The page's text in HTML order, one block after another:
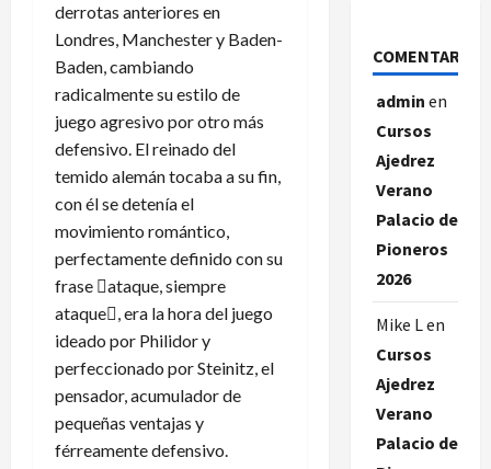
derrotas anteriores en
Londres, Manchester y Baden-
Baden, cambiando
radicalmente su estilo de
juego agresivo por otro más
defensivo. El reinado del
temido alemán tocaba a su fin,
con él se detenía el
movimiento romántico,
perfectamente definido con su
frase ataque, siempre
ataque, era la hora del juego
ideado por Philidor y
perfeccionado por Steinitz, el
pensador, acumulador de
pequeñas ventajas y
férreamente defensivo.
COMENTARIOS
admin en
Cursos
Ajedrez
Verano
Palacio de
Pioneros
2026
Mike Len
Cursos
Ajedrez
Verano
Palacio de